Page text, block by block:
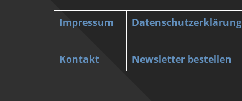
Impressum Datenschutzerklärung
Kontakt Newsletter bestellen